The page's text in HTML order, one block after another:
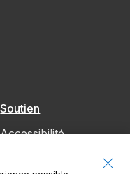
Soutien
Accessibilité